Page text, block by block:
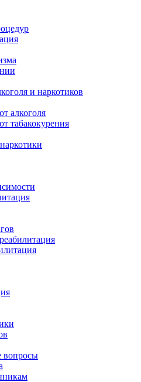
и наркотиков
алкоголя
табакокурения
вопросы